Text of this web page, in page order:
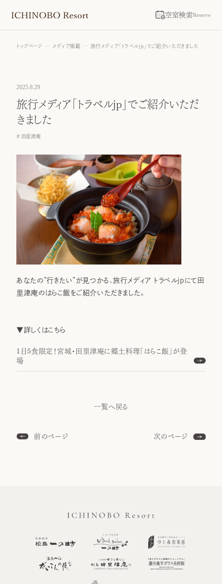
空室検索Reserve
トップページ メディア掲載 旅行メディア「トラベルjp」でご紹介いただきました
2025.8.29
旅行メディア「トラベルjp」でご紹介いただ
きました
田里津庵
あなたの”行きたい”が見つかる、旅行メディア トラベルjpにて田
里津庵のはらこ飯をご紹介いただきました。
▼詳しくはこちら
1日5食限定！宮城・田里津庵に郷土料理「はらこ飯」が登
場
前のページ
一覧へ戻る
次のページ